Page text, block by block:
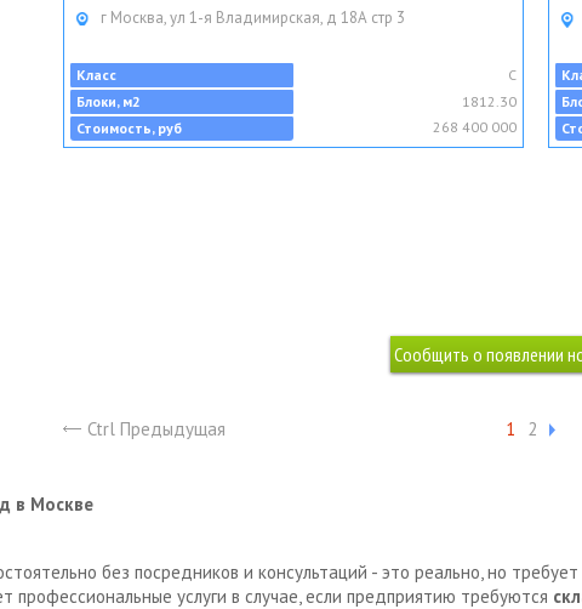
г Москва, ул 1-я Владимирская, д 18А стр 3
Класс
C
Блоки, м2
1812.30
Стоимость, руб
268 400 000
Ctrl Предыдущая 1 2
в Москве
без посредников и консультаций - это реально, но
профессиональные услуги в случае, если предприятию требуются